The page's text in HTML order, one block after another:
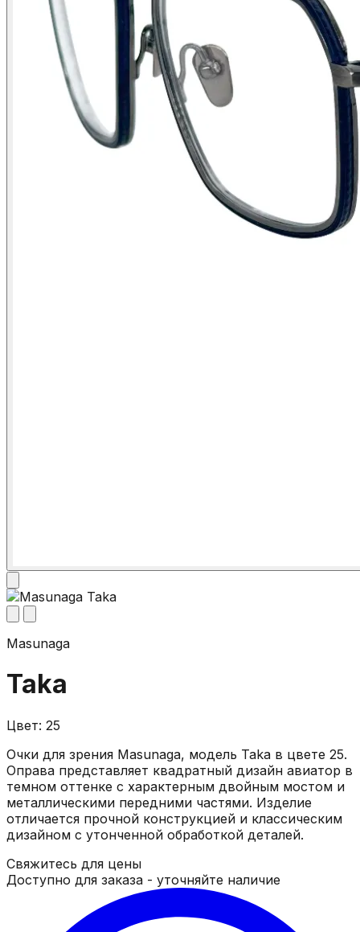
Masunaga
Taka
Цвет: 25
Очки для зрения Masunaga, модель Taka в цвете 25.
Оправа представляет квадратный дизайн авиатор в
темном оттенке с характерным двойным мостом и
металлическими передними частями. Изделие
отличается прочной конструкцией и классическим
дизайном с утонченной обработкой деталей.
Свяжитесь для цены
Доступно для заказа - уточняйте наличие